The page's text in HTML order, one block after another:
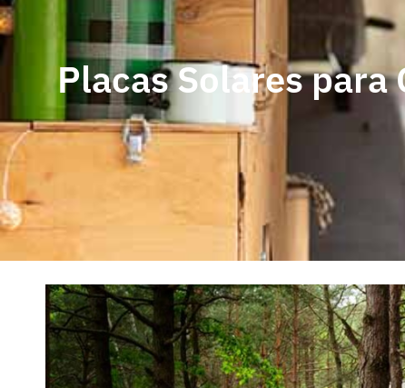
Placas Solares